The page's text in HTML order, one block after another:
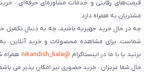
قیمت‌های رقابتی و خدمات مشاوره‌ای حرفه‌ای ،
مشتریان به همراه دارد.
چه در حال خرید جهیزیه باشید، چه به دنبال تکمیل
شماست. برای مشاهده محصولات و خرید آنلاین،
بزنید یا با ما در اینستاگرام @nikandish_kala
همراه
حال شما عزیزان ، خرید حضوری نیز امکان پذیر می